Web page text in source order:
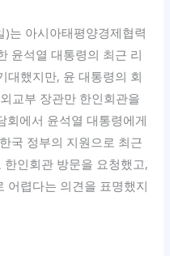
는 아시아태평양경제협력
윤석열 대통령의 최근 리
대했지만, 윤 대통령의 회
교부 장관만 한인회관을
회에서 윤석열 대통령에게
국 정부의 지원으로 최근
인회관 방문을 요청했고,
어렵다는 의견을 표명했지